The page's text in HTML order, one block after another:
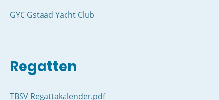
GYC Gstaad Yacht Club
Regatten
TBSV Regattakalender.pdf